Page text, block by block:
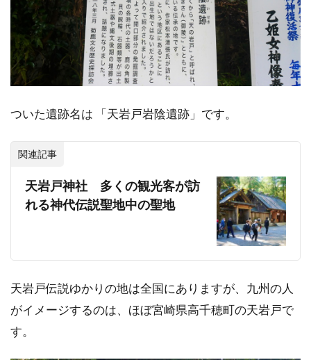
ついた遺跡名は 「天岩戸岩陰遺跡」です。
関連記事
天岩戸神社 多くの観光客が訪
れる神代伝説聖地中の聖地
天岩戸伝説ゆかりの地は全国にありますが、九州の人
がイメージするのは、ほぼ宮崎県高千穂町の天岩戸で
す。